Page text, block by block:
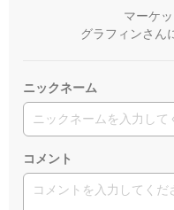
マーケ
グラフィンさん
ニックネーム
コメント